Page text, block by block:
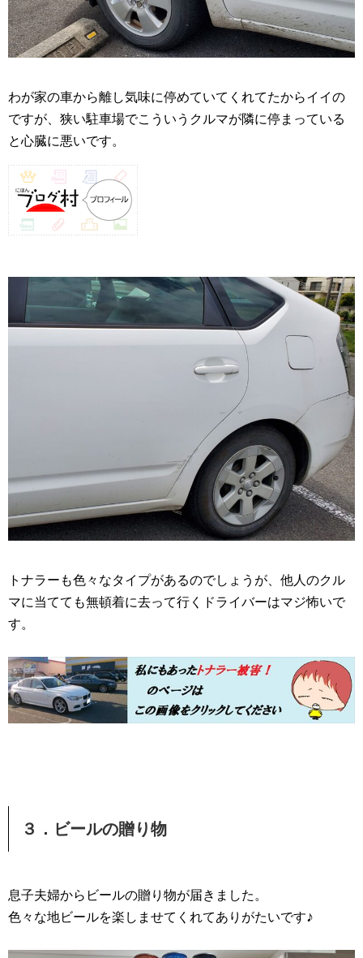
わが家の車から離し気味に停めていてくれてたからイイの
ですが、狭い駐車場でこういうクルマが隣に停まっている
と心臓に悪いです。
トナラーも色々なタイプがあるのでしょうが、他人のクル
マに当てても無頓着に去って行くドライバーはマジ怖いで
す。
３．ビールの贈り物
息子夫婦からビールの贈り物が届きました。
色々な地ビールを楽しませてくれてありがたいです♪